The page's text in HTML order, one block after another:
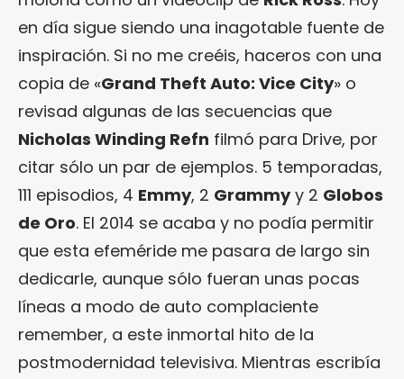
en día sigue siendo una inagotable fuente de
inspiración. Si no me creéis, haceros con una
copia de «Grand Theft Auto: Vice City» o
revisad algunas de las secuencias que
Nicholas Winding Refn filmó para Drive, por
citar sólo un par de ejemplos. 5 temporadas,
111 episodios, 4 Emmy, 2 Grammyy 2 Globos
de Oro. El 2014 se acaba y no podía permitir
que esta efeméride me pasara de largo sin
dedicarle, aunque sólo fueran unas pocas
líneas a modo de auto complaciente
remember, a este inmortal hito de la
postmodernidad televisiva. Mientras escribía